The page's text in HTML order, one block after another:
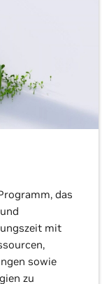
das
mit
sowie
zu